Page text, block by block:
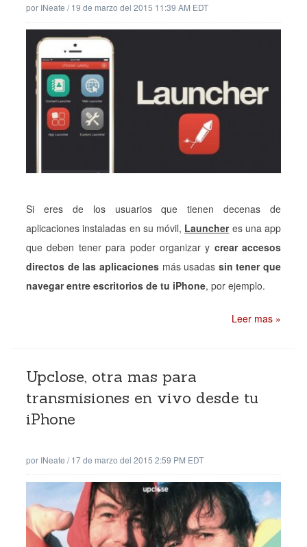
por INeate /19 de marzo del 2015 11:39 AM EDT
Si eres de los usuarios que tienen decenas de
aplicaciones instaladas en su móvil, Launcheres una app
que deben tener para poder organizar y crear accesos
directos de las aplicacionesmás usadas sin tener que
navegar entre escritorios de tu iPhone, por ejemplo.
Leer mas »
Upclose, otra mas para
transmisiones en vivo desde tu
iPhone
por INeate /17 de marzo del 2015 2:59 PM EDT